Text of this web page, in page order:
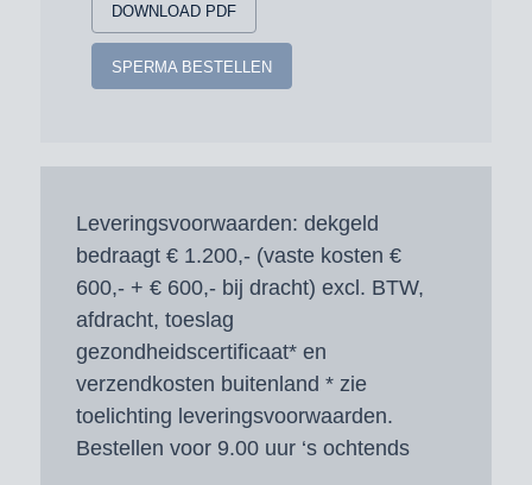
DOWNLOAD PDF
SPERMA BESTELLEN
Leveringsvoorwaarden: dekgeld
bedraagt € 1.200,- (vaste kosten €
600,- + € 600,- bij dracht) excl. BTW,
afdracht, toeslag
gezondheidscertificaat* en
verzendkosten buitenland * zie
toelichting leveringsvoorwaarden.
Bestellen voor 9.00 uur ‘s ochtends